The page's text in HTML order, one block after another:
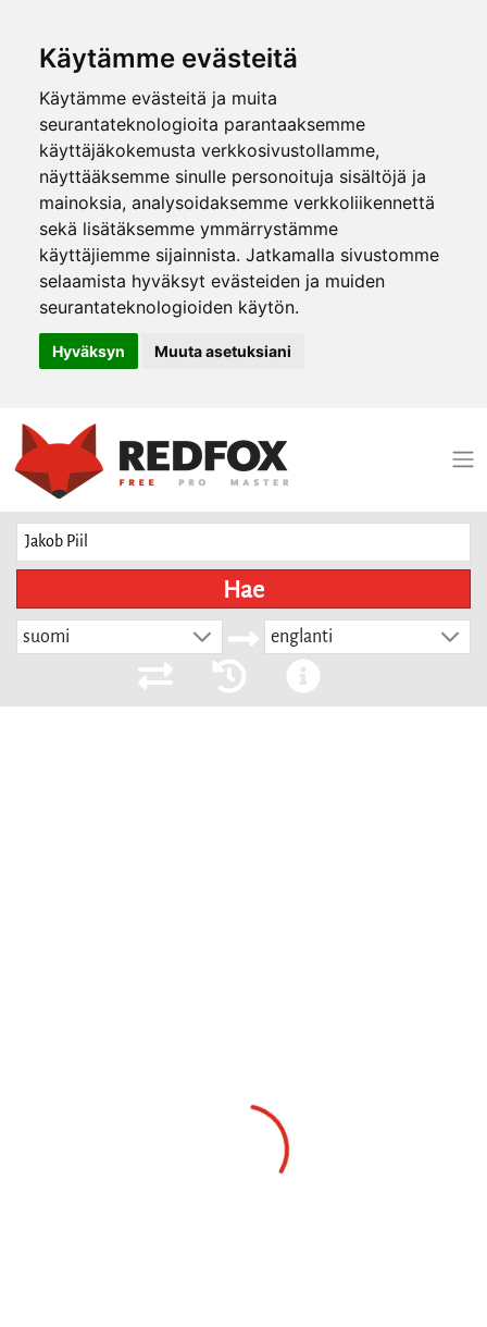
Käytämme evästeitä
Käytämme evästeitä ja muita
seurantateknologioita parantaaksemme
käyttäjäkokemusta verkkosivustollamme,
näyttääksemme sinulle personoituja sisältöjä ja
mainoksia, analysoidaksemme verkkoliikennettä
sekä lisätäksemme ymmärrystämme
käyttäjiemme sijainnista. Jatkamalla sivustomme
selaamista hyväksyt evästeiden ja muiden
seurantateknologioiden käytön.
Hyväksyn Muuta asetuksiani
Hae
suomi englanti